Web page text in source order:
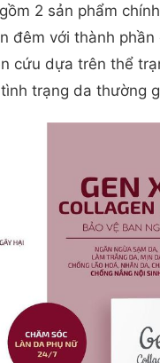
2 sản phẩm
đêm với thành phần
cứu dựa trên thể
trạng da thường